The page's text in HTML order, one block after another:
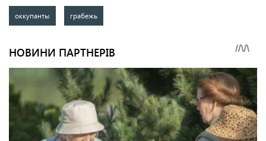
оккупанты грабежь